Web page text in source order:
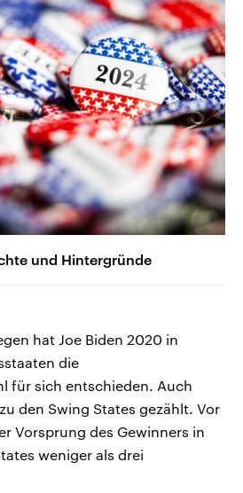
und Hintergründe
hat Joe Biden 2020 in
die
für sich entschieden. Auch
den Swing States gezählt. Vor
Vorsprung des Gewinners in
weniger als drei